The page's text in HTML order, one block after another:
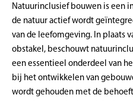
Natuurinclusief bouwen is een
de natuur actief wordt
van de leefomgeving. In plaats
obstakel, beschouwt
een essentieel onderdeel van
bij het ontwikkelen van
wordt gehouden met de